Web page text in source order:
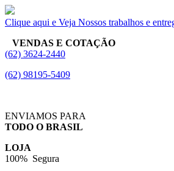
Clique aqui e Veja Nossos trabalhos e
VENDAS E COTAÇÃO
(62) 3624-2440
(62) 98195-5409
ENVIAMOS PARA
TODO O BRASIL
LOJA
100% Segura